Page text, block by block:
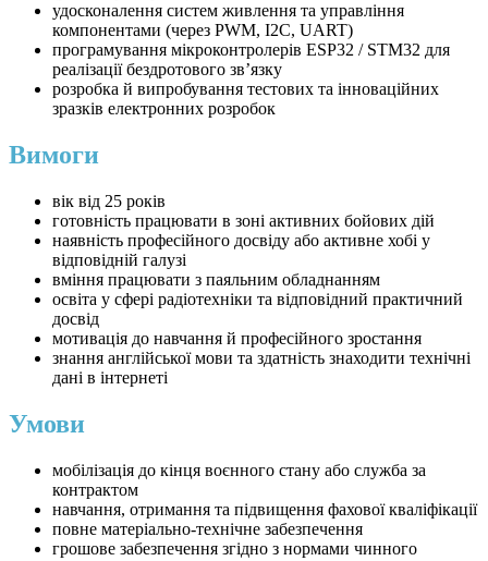
удосконалення систем живлення та управління
компонентами (через PWM, I2C, UART)
програмування мікроконтролерів ESP32 / STM32 для
реалізації бездротового зв’язку
розробка й випробування тестових та інноваційних
зразків електронних розробок
Вимоги
вік від 25 років
готовність працювати в зоні активних бойових дій
наявність професійного досвіду або активне хобі у
відповідній галузі
вміння працювати з паяльним обладнанням
освіта у сфері радіотехніки та відповідний практичний
досвід
мотивація до навчання й професійного зростання
знання англійської мови та здатність знаходити технічні
дані в інтернеті
Умови
мобілізація до кінця воєнного стану або служба за
контрактом
навчання, отримання та підвищення фахової кваліфікації
повне матеріально-технічне забезпечення
грошове забезпечення згідно з нормами чинного